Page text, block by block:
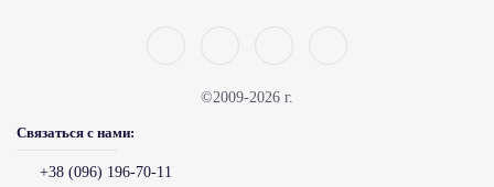
©2009-2026 г.
Связаться с нами:
+38 (096) 196-70-11